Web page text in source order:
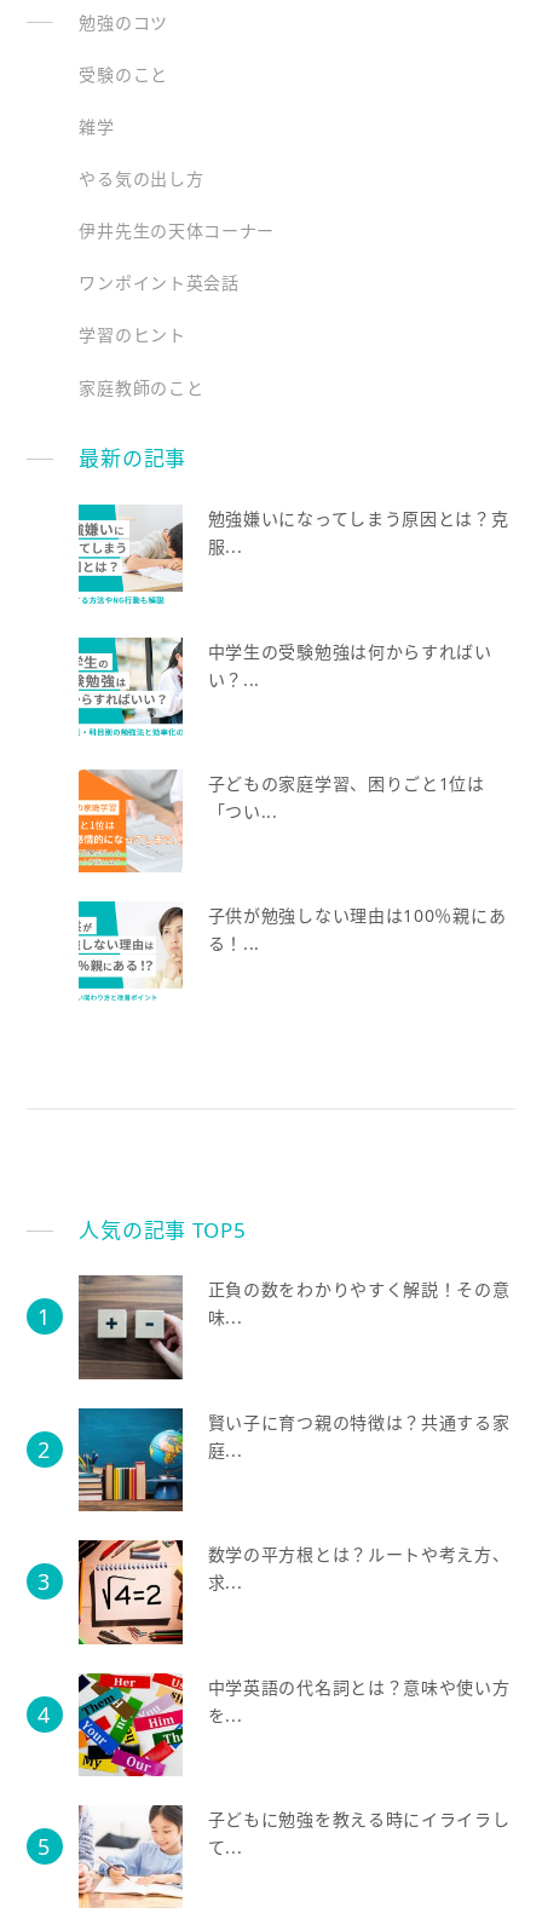
勉強のコツ
受験のこと
雑学
やる気の出し方
伊井先生の天体コーナー
ワンポイント英会話
学習のヒント
家庭教師のこと
最新の記事
勉強嫌いになってしまう原因とは？克
服...
中学生の受験勉強は何からすればい
い？...
子どもの家庭学習、困りごと1位は
「つい...
子供が勉強しない理由は100％親にあ
る！...
人気の記事 TOP5
正負の数をわかりやすく解説！その意
味...
賢い子に育つ親の特徴は？共通する家
庭...
数学の平方根とは？ルートや考え方、
求...
中学英語の代名詞とは？意味や使い方
を...
子どもに勉強を教える時にイライラし
て...